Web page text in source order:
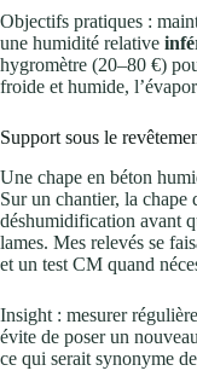
Objectifs pratiques :
une humidité relative
hygromètre (20–80 €)
froide et humide,
Support sous le
Une chape en béton
Sur un chantier, la chape
déshumidification avant
lames. Mes relevés se
et un test CM quand
Insight : mesurer
évite de poser un
ce qui serait synonyme